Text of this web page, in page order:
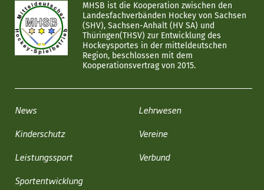
MHSB ist die Kooperation zwischen den
Landesfachverbänden Hockey von Sachsen
(SHV), Sachsen-Anhalt (HV SA) und
Thüringen(THSV) zur Entwicklung des
Hockeysportes in der mitteldeutschen
Region, beschlossen mit dem
Kooperationsvertrag von 2015.
News
Kinderschutz
Leistungssport
Sportentwicklung
Lehrwesen
Vereine
Verbund